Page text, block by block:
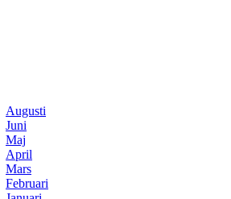
Augusti
Juni
Maj
April
Mars
Februari